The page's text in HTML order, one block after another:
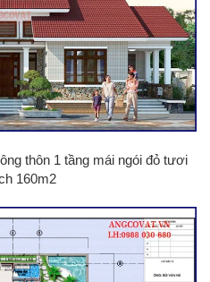
thôn 1 tầng mái ngói đỏ tươi
160m2